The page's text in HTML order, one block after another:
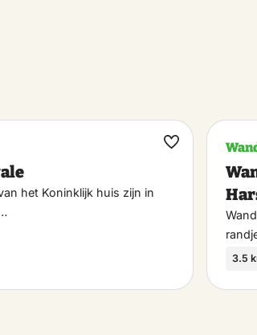
het Koninklijk huis zijn in
Maak
3.5